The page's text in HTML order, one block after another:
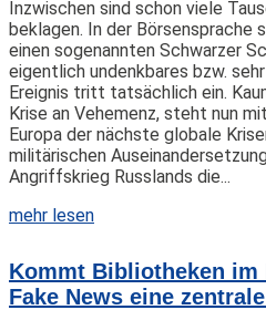
Inzwischen sind schon viele
beklagen. In der Börsensprache
einen sogenannten Schwarzer
eigentlich undenkbares bzw.
Ereignis tritt tatsächlich ein.
Krise an Vehemenz, steht nun
Europa der nächste globale
militärischen
Angriffskrieg Russlands die...
mehr lesen
Kommt Bibliotheken im
Fake News eine